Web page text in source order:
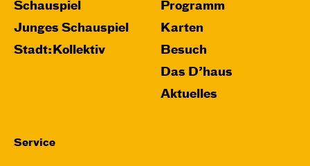
Schauspiel
Junges Schauspiel
Stadt:Kollektiv
Programm
Karten
Besuch
Das D’haus
Aktuelles
Service